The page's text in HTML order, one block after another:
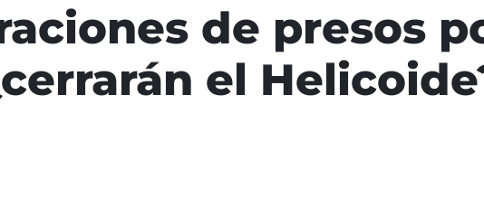
de presos
el